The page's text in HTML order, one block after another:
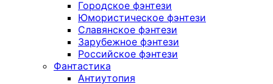
Городское фэнтези
Юмористическое фэнтези
Славянское фэнтези
Зарубежное фэнтези
Российское фэнтези
Фантастика
Антиутопия